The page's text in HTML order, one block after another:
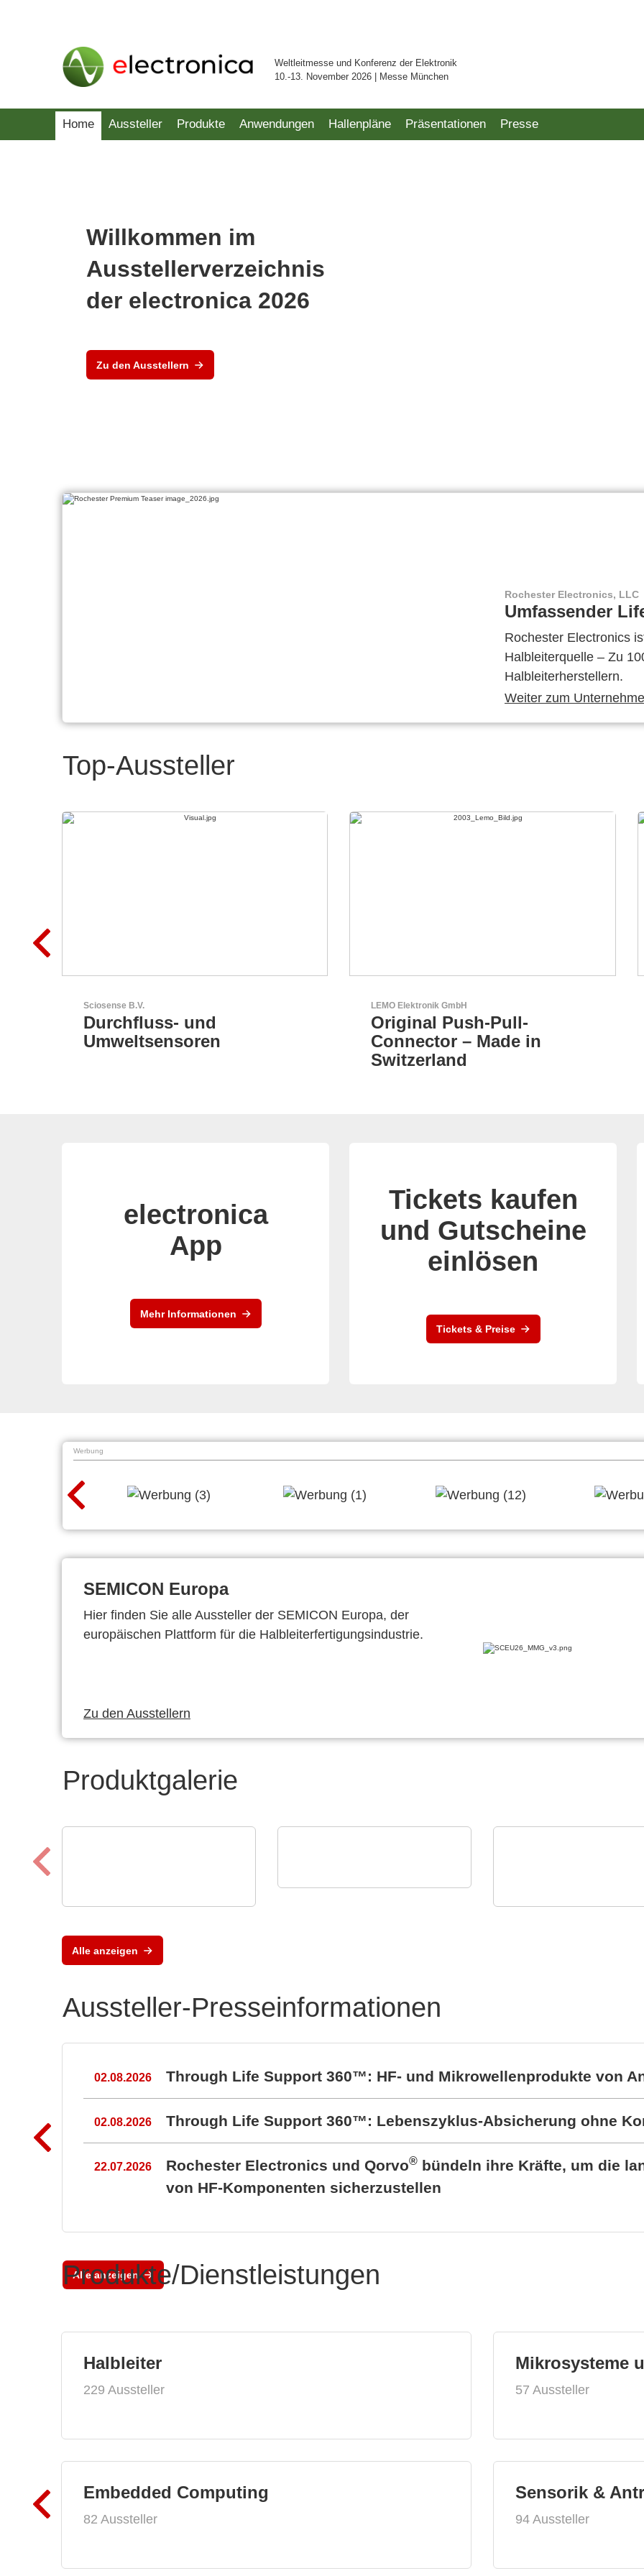
Weltleitmesse und Konferenz der Elektronik
10.-13. November 2026 | Messe München
Home Aussteller Produkte Anwendungen Hallenpläne Präsentationen Presse
Willkommen im
Ausstellerverzeichnis
der electronica 2026
Zu den Ausstellern
Rochester Electronics, LLC
Umfassender
Rochester Electronics
Halbleiterquelle – Zu
Halbleiterherstellern.
Weiter zum
Top-Aussteller
LEMO Elektronik GmbH
Original Push-Pull-
Connector – Made in
Özdisan Elektronik A.S.
Partner für Lösungen mit
elektronischen
electronica
App
Mehr Informationen
Tickets kaufen
und Gutscheine
einlösen
Tickets & Preise
Werbung
SEMICON Europa
Hier finden Sie alle Aussteller der SEMICON Europa, der
europäischen Plattform für die Halbleiterfertigungsindustrie.
Zu den Ausstellern
Produktgalerie
Highlights auf der
electronica 202
Alle anzeigen
Aussteller-Presseinformationen
02.08.2026 Through Life Support 360™: HF- und Mikrowellenprodukte von
02.08.2026 Through Life Support 360™: Lebenszyklus-Absicherung ohne
22.07.2026 Rochester Electronics und Qorvo® bündeln ihre Kräfte, um die
von HF-Komponenten sicherzustellen
Alle anzeigen
Produkte/Dienstleistungen
Halbleiter
229 Aussteller
Embedded Computing
82 Aussteller
Mikrosysteme
57 Aussteller
Sensorik &
94 Aussteller